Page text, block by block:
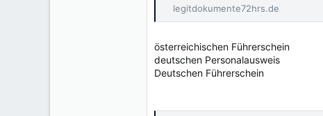
legitdokumente72hrs.de
österreichischen Führerschein
deutschen Personalausweis
Deutschen Führerschein